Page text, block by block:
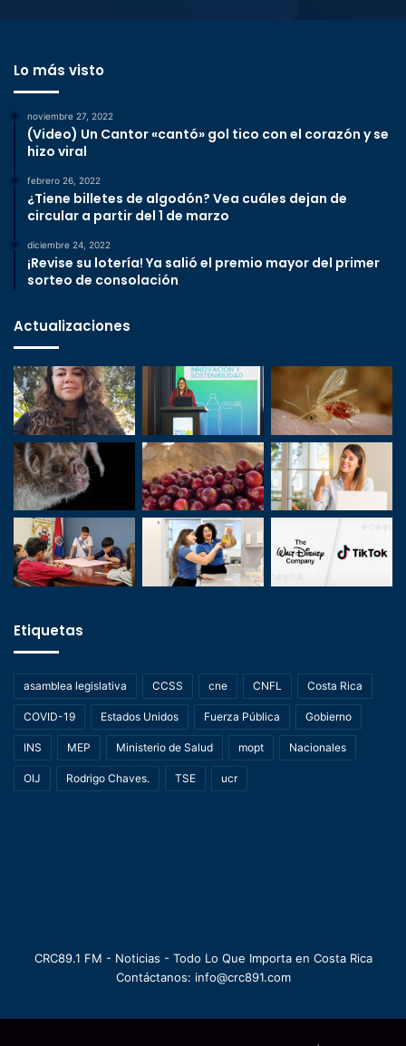
Lo más visto
noviembre 27, 2022
(Video) Un Cantor «cantó» gol tico con el corazón y se
hizo viral
febrero 26, 2022
¿Tiene billetes de algodón? Vea cuáles dejan de
circular a partir del 1 de marzo
diciembre 24, 2022
¡Revise su lotería! Ya salió el premio mayor del primer
sorteo de consolación
Actualizaciones
Etiquetas
asamblea legislativa CCSS cne CNFL Costa Rica
COVID-19 Estados Unidos Fuerza Pública Gobierno
INS MEP Ministerio de Salud mopt Nacionales
OIJ Rodrigo Chaves. TSE ucr
CRC89.1 FM - Noticias - Todo Lo Que Importa en Costa Rica
Contáctanos: info@crc891.com